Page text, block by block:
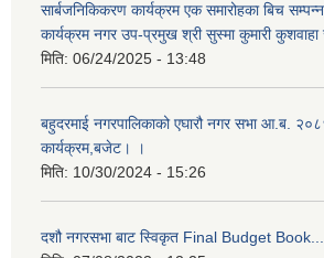
सार्बजनिकिकरण कार्यक्रम एक समारोहका बिच
कार्यक्रम नगर उप-प्रमुख श्री सुस्मा कुमारी
मिति: 06/24/2025 - 13:48
बहुदरमाई नगरपालिकाको एघारौ नगर सभा आ.ब.
कार्यक्रम,बजेट। ।
मिति: 10/30/2024 - 15:26
दशौ नगरसभा बाट स्विकृत Final Budget